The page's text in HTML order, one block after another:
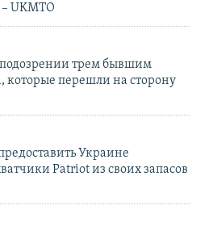
UKMTO
трем бывшим
которые перешли на сторону
Украине
Patriot из своих запасов